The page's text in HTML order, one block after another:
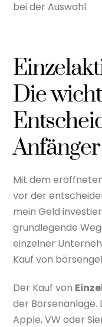
bei der Auswahl.
Die
Anfänger
Mit dem
vor der
mein Geld
grundlegende
einzelner
Kauf von
Der Kauf von
der Börsenanlage.
Apple, VW oder